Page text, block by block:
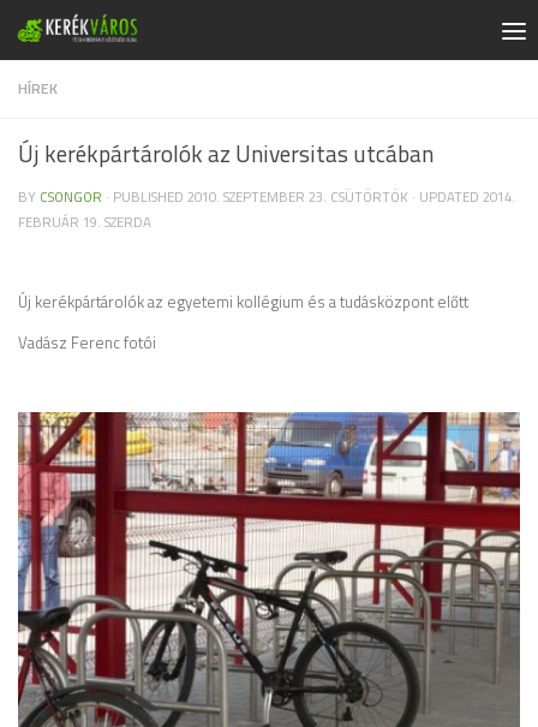
Skip to content
HÍREK
Új kerékpártárolók az Universitas utcában
BY CSONGOR · PUBLISHED 2010. SZEPTEMBER 23. CSÜTÖRTÖK · UPDATED 2014.
FEBRUÁR 19. SZERDA
Új kerékpártárolók az egyetemi kollégium és a tudásközpont előtt
Vadász Ferenc fotói